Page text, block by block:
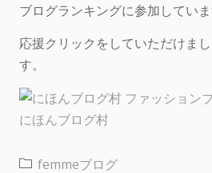
ブログランキングに参加していま
応援クリックをしていただけま
す。
にほんブログ村
femmeブログ